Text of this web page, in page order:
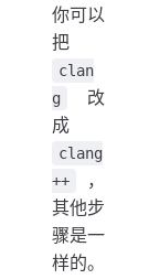
你可以
把
clan
g
改
成
clang
++
，
其他步
骤是一
样的。